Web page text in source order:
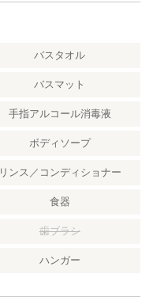
バスタオル
バスマット
手指アルコール消毒液
ボディソープ
リンス／コンディショナー
食器
歯ブラシ
ハンガー